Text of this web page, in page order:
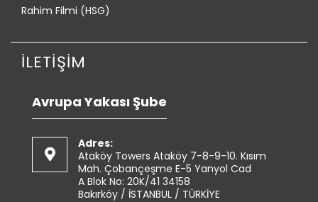
Rahim Filmi (HSG)
İLETİŞİM
Avrupa Yakası Şube
Adres:
Ataköy Towers Ataköy 7-8-9-10. Kısım
Mah. Çobançeşme E-5 Yanyol Cad
A Blok No: 20K/41 34158
Bakırköy / İSTANBUL / TÜRKİYE